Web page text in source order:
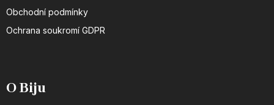
Obchodní podmínky
Ochrana soukromí GDPR
O Biju